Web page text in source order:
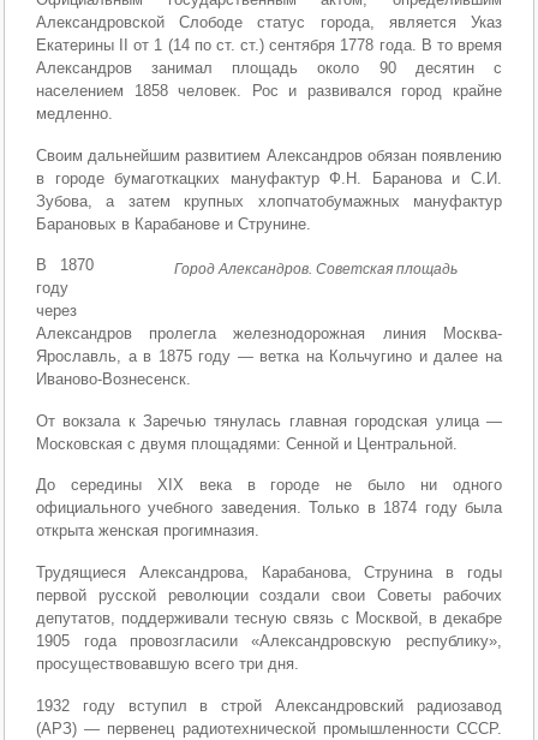
Александровской Слободе статус города, является Указ
Екатерины II от 1 (14 по ст. ст.) сентября 1778 года. В то время
Александров занимал площадь около 90 десятин с
населением 1858 человек. Рос и развивался город крайне
медленно.
Своим дальнейшим развитием Александров обязан появлению
в городе бумаготкацких мануфактур Ф.Н. Баранова и С.И.
Зубова, а затем крупных хлопчатобумажных мануфактур
Барановых в Карабанове и Струнине.
Город Александров. Советская площадь
В 1870
году
через
Александров пролегла железнодорожная линия Москва-
Ярославль, а в 1875 году — ветка на Кольчугино и далее на
Иваново-Вознесенск.
От вокзала к Заречью тянулась главная городская улица —
Московская с двумя площадями: Сенной и Центральной.
До середины XIX века в городе не было ни одного
официального учебного заведения. Только в 1874 году была
открыта женская прогимназия.
Трудящиеся Александрова, Карабанова, Струнина в годы
первой русской революции создали свои Советы рабочих
депутатов, поддерживали тесную связь с Москвой, в декабре
1905 года провозгласили «Александровскую республику»,
просуществовавшую всего три дня.
1932 году вступил в строй Александровский радиозавод
(АРЗ) — первенец радиотехнической промышленности СССР.